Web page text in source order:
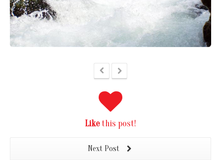
Likethis post!
Next Post